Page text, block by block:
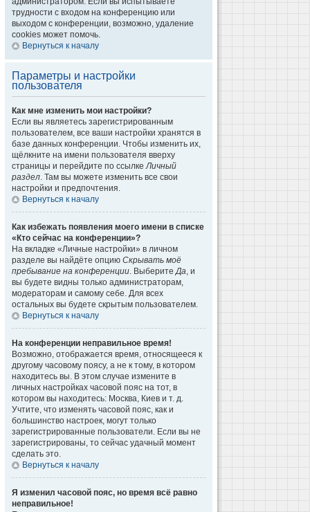
трудности с входом на конференцию или
выходом с конференции, возможно, удаление
cookies может помочь.
Вернуться к началу
Параметры и настройки
пользователя
Как мне изменить мои настройки?
Если вы являетесь зарегистрированным
пользователем, все ваши настройки хранятся в
базе данных конференции. Чтобы изменить их,
щёлкните на имени пользователя вверху
страницы и перейдите по ссылкеЛичный
раздел. Там вы можете изменить все свои
настройки и предпочтения.
Вернуться к началу
Как избежать появления моего имени в списке
«Кто сейчас на конференции»?
На вкладке «Личные настройки» в личном
разделе вы найдёте опцию Скрывать моё
пребывание на конференции. ВыберитеДа, и
вы будете видны только администраторам,
модераторам и самому себе. Для всех
остальных вы будете скрытым пользователем.
Вернуться к началу
На конференции неправильное время!
Возможно, отображается время, относящееся к
другому часовому поясу, а не к тому, в котором
находитесь вы. В этом случае измените в
личных настройках часовой пояс на тот, в
котором вы находитесь: Москва, Киев и т. д.
Учтите, что изменять часовой пояс, как и
большинство настроек, могут только
зарегистрированные пользователи. Если вы не
зарегистрированы, то сейчас удачный момент
сделать это.
Вернуться к началу
Я изменил часовой пояс, но время всё равно
неправильное!